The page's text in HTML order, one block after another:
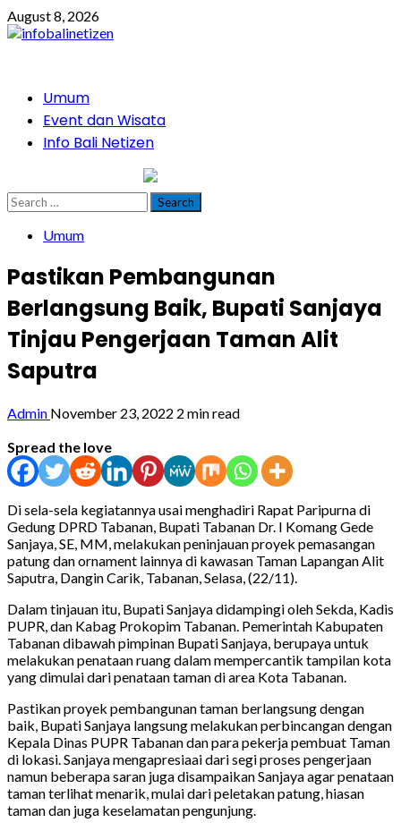
Skip
to
August 8, 2026
PrimaryUmum
Event dan Wisata
Info Bali Netizen
Search
for:
Umum
Pastikan Pembangunan
Berlangsung Baik, Bupati Sanjaya
Tinjau Pengerjaan Taman Alit
Saputra
Admin November 23, 2022 2 min read
Spread the love
Di sela-sela kegiatannya usai menghadiri Rapat Paripurna di
Gedung DPRD Tabanan, Bupati Tabanan Dr. I Komang Gede
Sanjaya, SE, MM, melakukan peninjauan proyek pemasangan
patung dan ornament lainnya di kawasan Taman Lapangan Alit
Saputra, Dangin Carik, Tabanan, Selasa, (22/11).
Dalam tinjauan itu, Bupati Sanjaya didampingi oleh Sekda, Kadis
PUPR, dan Kabag Prokopim Tabanan. Pemerintah Kabupaten
Tabanan dibawah pimpinan Bupati Sanjaya, berupaya untuk
melakukan penataan ruang dalam mempercantik tampilan kota
yang dimulai dari penataan taman di area Kota Tabanan.
Pastikan proyek pembangunan taman berlangsung dengan
baik, Bupati Sanjaya langsung melakukan perbincangan dengan
Kepala Dinas PUPR Tabanan dan para pekerja pembuat Taman
di lokasi. Sanjaya mengapresiaai dari segi proses pengerjaan
namun beberapa saran juga disampaikan Sanjaya agar penataan
taman terlihat menarik, mulai dari peletakan patung, hiasan
taman dan juga keselamatan pengunjung.